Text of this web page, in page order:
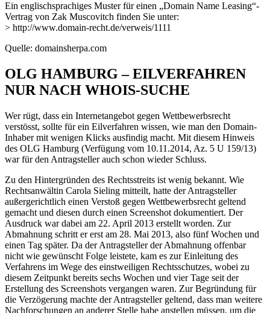
Ein englischsprachiges Muster für einen „Domain Name Leasing“-
Vertrag von Zak Muscovitch finden Sie unter:
> http://www.domain-recht.de/verweis/1111
Quelle: domainsherpa.com
OLG HAMBURG – EILVERFAHREN
NUR NACH WHOIS-SUCHE
Wer rügt, dass ein Internetangebot gegen Wettbewerbsrecht
verstösst, sollte für ein Eilverfahren wissen, wie man den Domain-
Inhaber mit wenigen Klicks ausfindig macht. Mit diesem Hinweis
des OLG Hamburg (Verfügung vom 10.11.2014, Az. 5 U 159/13)
war für den Antragsteller auch schon wieder Schluss.
Zu den Hintergründen des Rechtsstreits ist wenig bekannt. Wie
Rechtsanwältin Carola Sieling mitteilt, hatte der Antragsteller
außergerichtlich einen Verstoß gegen Wettbewerbsrecht geltend
gemacht und diesen durch einen Screenshot dokumentiert. Der
Ausdruck war dabei am 22. April 2013 erstellt worden. Zur
Abmahnung schritt er erst am 28. Mai 2013, also fünf Wochen und
einen Tag später. Da der Antragsteller der Abmahnung offenbar
nicht wie gewünscht Folge leistete, kam es zur Einleitung des
Verfahrens im Wege des einstweiligen Rechtsschutzes, wobei zu
diesem Zeitpunkt bereits sechs Wochen und vier Tage seit der
Erstellung des Screenshots vergangen waren. Zur Begründung für
die Verzögerung machte der Antragsteller geltend, dass man weitere
Nachforschungen an anderer Stelle habe anstellen müssen, um die